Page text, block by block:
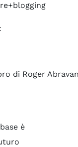
di Roger